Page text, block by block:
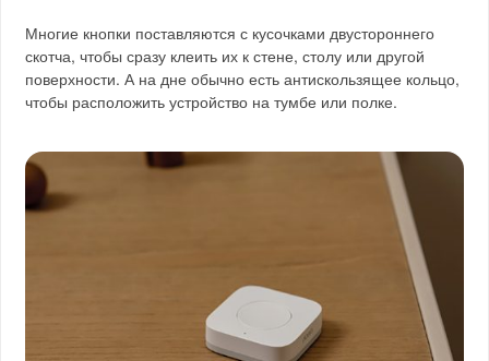
Многие кнопки поставляются с кусочками двустороннего
скотча, чтобы сразу клеить их к стене, столу или другой
поверхности. А на дне обычно есть антискользящее кольцо,
чтобы расположить устройство на тумбе или полке.